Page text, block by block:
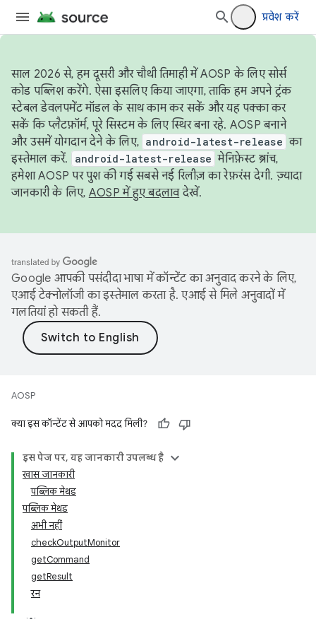
प्रवेश करें
साल 2026 से, हम दूसरी और चौथी तिमाही में AOSP के लिए सोर्स
कोड पब्लिश करेंगे. ऐसा इसलिए किया जाएगा, ताकि हम अपने ट्रंक
स्टेबल डेवलपमेंट मॉडल के साथ काम कर सकें और यह पक्का कर
सकें कि प्लैटफ़ॉर्म, पूरे सिस्टम के लिए स्थिर बना रहे. AOSP बनाने
और उसमें योगदान देने के लिए, android-latest-release का
इस्तेमाल करें.
android-latest-release मेनिफ़ेस्ट ब्रांच,
हमेशा AOSP पर पुश की गई सबसे नई रिलीज़ का रेफ़रंस देगी. ज़्यादा
जानकारी के लिए, AOSP में हुए बदलावदेखें.
Google आपकी पसंदीदा भाषा में कॉन्टेंट का अनुवाद करने के लिए,
एआई टेक्नोलॉजी का इस्तेमाल करता है. एआई से मिले अनुवादों में
गलतियां हो सकती हैं.
AOSP
क्या इस कॉन्टेंट से आपको मदद मिली?
इस पेज पर, यह जानकारी उपलब्ध है
खास जानकारी
पब्लिक मेथड
पब्लिक मेथड
अभी नहीं
checkOutputMonitor
getCommand
getResult
रन